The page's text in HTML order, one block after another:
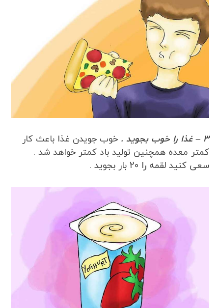
3 – غذا را خوب بجوید .
خوب جویدن غذا باعث کار
کمتر معده همچنین تولید باد کمتر خواهد شد .
سعی کنید لقمه را 20 بار بجوید .